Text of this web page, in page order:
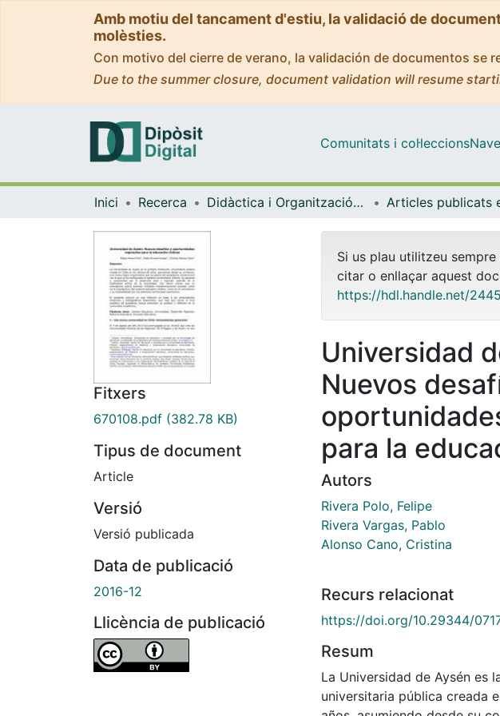
Amb motiu del tancament d'estiu, la validació de
molèsties.
Con motivo del cierre de verano, la validación de documentos se
Due to the summer closure, document validation will resume
Comunitats i col·leccions
Inici Recerca Didàctica i Organització Educativa
Fitxers
670108.pdf (382.78 KB)
Tipus de document
Article
Versió
Versió publicada
Data de publicació
2016-12
Llicència de publicació
Si us plau utilitzeu
citar o enllaçar aquest
https://hdl.handle.net/
Universidad
Nuevos
para la
Autors
Rivera Polo, Felipe
Rivera Vargas, Pablo
Alonso Cano, Cristina
Recurs relacionat
https://doi.org/10.29344/
Resum
La Universidad de Aysén es
universitaria pública creada